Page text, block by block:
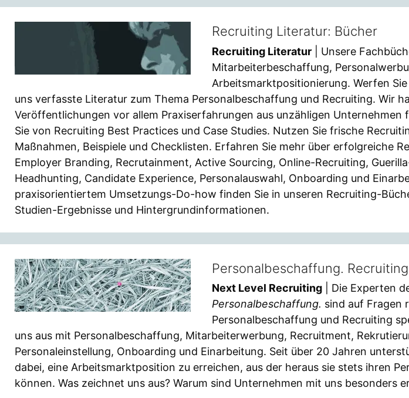
Recruiting Literatur: Bücher
Recruiting Literatur | Unsere
Mitarbeiterbeschaffung,
Arbeitsmarktpositionierung. Werfen
uns verfasste Literatur zum Thema Personalbeschaffung und Recruiting. Wir
Veröffentlichungen vor allem Praxiserfahrungen aus unzähligen Unternehmen
Sie von Recruiting Best Practices und Case Studies. Nutzen Sie frische
Maßnahmen, Beispiele und Checklisten. Erfahren Sie mehr über erfolgreiche
Employer Branding, Recrutainment, Active Sourcing, Online-Recruiting,
Headhunting, Candidate Experience, Personalauswahl, Onboarding und
praxisorientiertem Umsetzungs-Do-how finden Sie in unseren Recruiting-
Studien-Ergebnisse und Hintergrundinformationen.
Personalbeschaffung.
Next Level Recruiting | Die Experten
Personalbeschaffung. sind auf Fragen
Personalbeschaffung und Recruiting
uns aus mit Personalbeschaffung, Mitarbeiterwerbung, Recruitment,
Personaleinstellung, Onboarding und Einarbeitung. Seit über 20 Jahren
dabei, eine Arbeitsmarktposition zu erreichen, aus der heraus sie stets ihren
können. Was zeichnet uns aus? Warum sind Unternehmen mit uns besonders